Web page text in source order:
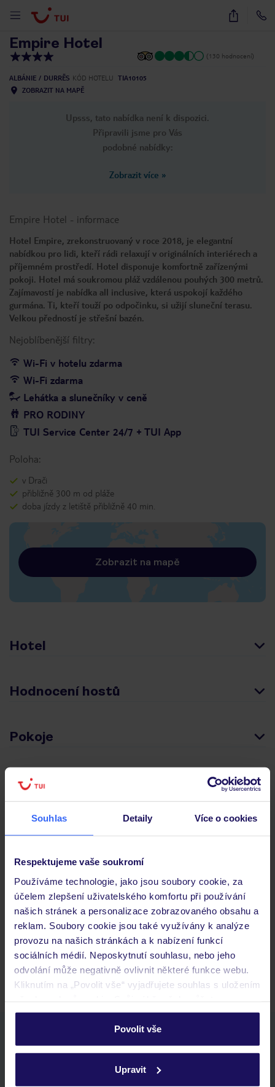
Souhlas Detaily Více o cookies
Respektujeme vaše soukromí
Používáme technologie, jako jsou soubory cookie, za
účelem zlepšení uživatelského komfortu při používání
našich stránek a personalizace zobrazovaného obsahu a
reklam. Soubory cookie jsou také využívány k analýze
provozu na našich stránkách a k nabízení funkcí
sociálních médií. Neposkytnutí souhlasu, nebo jeho
odvolání může negativně ovlivnit některé funkce webu.
Kliknutím na „Povolit vše“ vyjadřujete souhlas s uložením
personalizovat v sekci „Personalizace“.
Podrobné informace o souborech cookie naleznete v
ochrany osobních údajů.
Povolit vše
Upravit
36
Empire Hotel
(130 hodnocení)
ALBÁNIE DURRËS KÓD HOTELU
TIA10105
ZOBRAZIT NA MAPĚ
Upsss, tato nabídka není k dispozici.
Připravili jsme pro Vás
podobné nabídky:
Zobrazit více »
Empire Hotel - informace
Hotel Empire, zrekonstruovaný v roce 2018, je elegantní
nabídkou pro lidi, kteří rádi relaxují v originálních interiérech a
příjemném prostředí. Hotel disponuje komfortně zařízenými
pokoji. Hotel má soukromou pláž vzdálenou pouhých 300 metrů.
Zajímavostí je nabídka all inclusive, která uspokojí každého
gurmána. Ti, kteří touží po odpočinku, si užijí sluneční terasu.
Velkou předností je střešní bazén.
Nejoblíbenější filtry:
Wi-Fi v hotelu zdarma
Wi-Fi zdarma
Lehátka a slunečníky v ceně
PRO RODINY
TUI Service Center 24/7 + TUI App
Poloha:
v Drači
přibližně 300 m od pláže
doba jízdy z letiště přibližně 40 min.
Zobrazit na mapě
Hotel
Hodnocení hostů
Pokoje
Stravování
Často kladené otázky
Jaké doklady jsou potřebné při cestování?
Budeme ubytováni ihned po příjezdu do hotelu?
Kam jít po přistání a vyzvednutí zavazadel?
Zobrazit další
Stáhněte si bezplatnou aplikaci TUI
rychlé vyhledávání a prohlížení nabídek
seznam oblíbených nabídek a možnost jejich sdílení
historie vyhledávání a naposledy zobrazené nabídky